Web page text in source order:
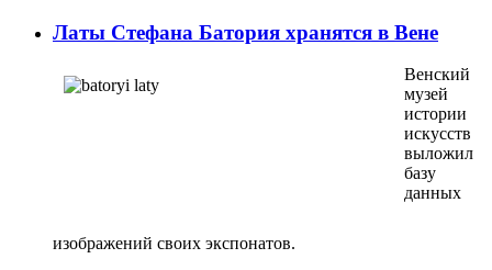
Латы Стефана Батория хранятся в Вене
Венский
музей
истории
искусств
выложил
базу
данных
изображений своих экспонатов.